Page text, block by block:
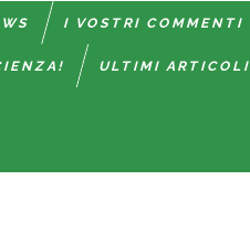
I VOSTRI COMMENTI
ULTIMI ARTICOLI